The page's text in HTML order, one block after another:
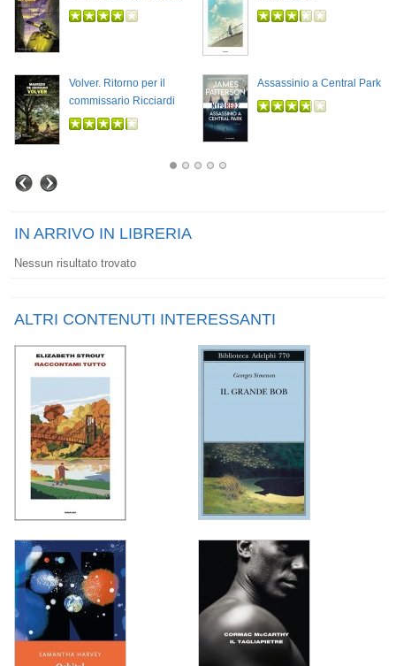
Volver. Ritorno per il
commissario Ricciardi
Assassinio a Central Park
IN ARRIVO IN LIBRERIA
Nessun risultato trovato
ALTRI CONTENUTI INTERESSANTI